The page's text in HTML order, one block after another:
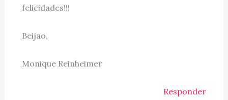
felicidades!!!
Beijao,
Monique Reinheimer
Responder